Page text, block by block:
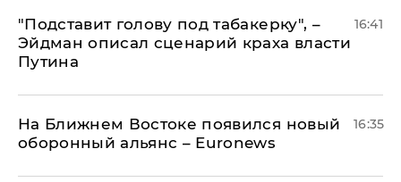
​"Подставит голову под табакерку", –
Эйдман описал сценарий краха власти
Путина
16:41
На Ближнем Востоке появился новый
оборонный альянс – Euronews
16:35